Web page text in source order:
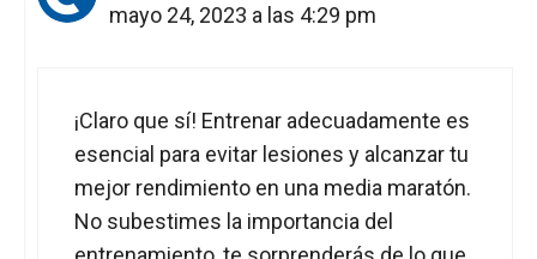
mayo 24, 2023 a las 4:29 pm
¡Claro que sí! Entrenar adecuadamente es
esencial para evitar lesiones y alcanzar tu
mejor rendimiento en una media maratón.
No subestimes la importancia del